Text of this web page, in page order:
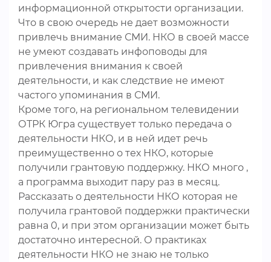
информационной открытости организации.
Что в свою очередь не дает возможности
привлечь внимание СМИ. НКО в своей массе
не умеют создавать инфоповоды для
привлечения внимания к своей
деятельности, и как следствие не имеют
частого упоминания в СМИ.
Кроме того, на региональном телевидении
ОТРК Югра существует только передача о
деятельности НКО, и в ней идет речь
преимущественно о тех НКО, которые
получили грантовую поддержку. НКО много ,
а программа выходит пару раз в месяц.
Рассказать о деятельности НКО которая не
получила грантовой поддержки практически
равна 0, и при этом организации может быть
достаточно интересной. О практиках
деятельности НКО не знаю не только